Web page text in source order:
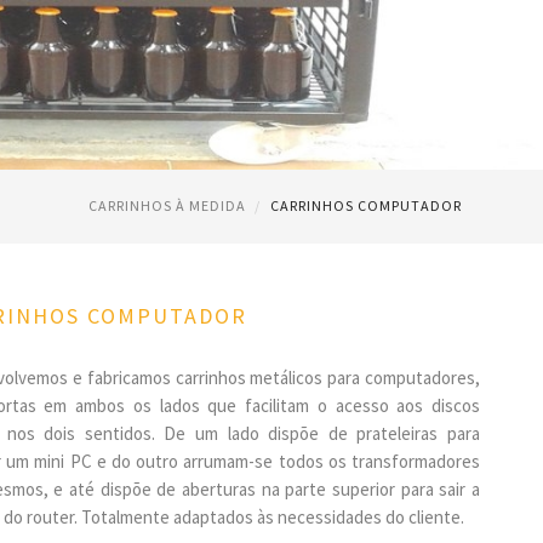
CARRINHOS À MEDIDA CARRINHOS COMPUTADOR
COMPUTADOR
e fabricamos carrinhos metálicos para computadores,
em ambos os lados que facilitam o acesso aos discos
nos dois sentidos. De um lado dispõe de prateleiras para
um mini PC e do outro arrumam-se todos os transformadores
e até dispõe de aberturas na parte superior para sair a
router. Totalmente adaptados às necessidades do cliente.